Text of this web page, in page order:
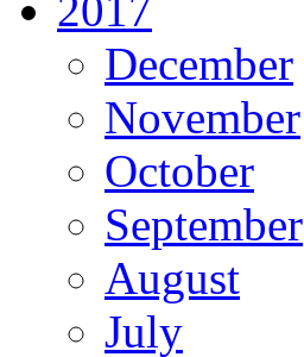
December
November
October
September
August
July